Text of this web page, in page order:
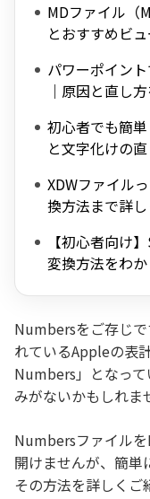
MDファイル（
とおすすめビ
パワーポイン
｜原因と直し
初心者でも簡
と文字化けの
XDWファイル
換方法まで詳
【初心者向け
変換方法をわ
Numbersをご存じ
れているAppleの表
Numbers」となっ
みがないかもしれま
Numbersファイル
開けませんが、簡単
その方法を詳しくご